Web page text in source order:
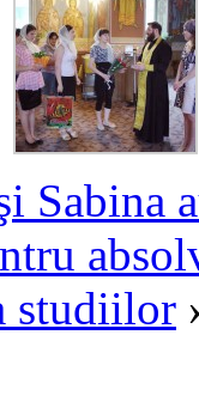
Sabina
studiilor